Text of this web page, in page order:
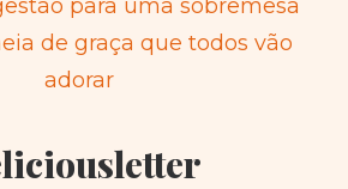
para uma sobremesa
de graça que todos vão
adorar